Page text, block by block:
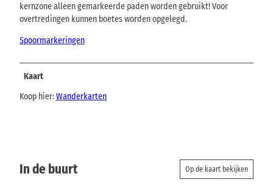
kernzone alleen gemarkeerde paden worden gebruikt! Voor
overtredingen kunnen boetes worden opgelegd.
Spoormarkeringen
Kaart
Koop hier:Wanderkarten
In de buurt Op de kaart bekijken